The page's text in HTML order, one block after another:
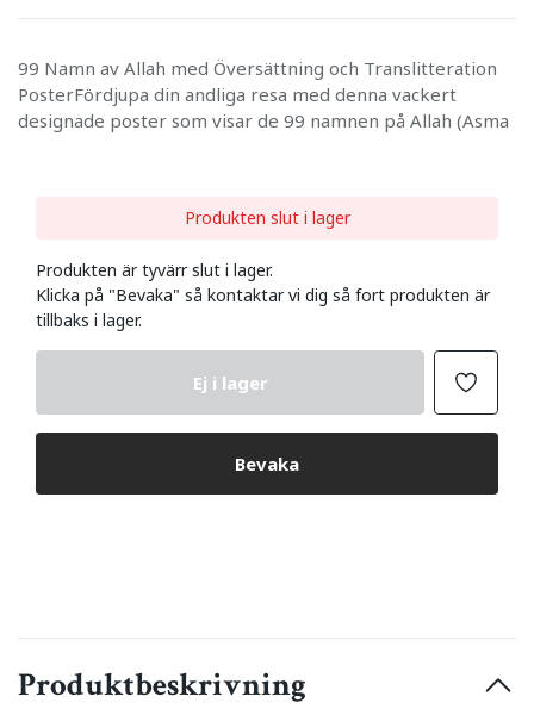
99 Namn av Allah med Översättning och Translitteration
PosterFördjupa din andliga resa med denna vackert
designade poster som visar de 99 namnen på Allah (Asma
Produkten slut i lager
Produkten är tyvärr slut i lager.
Klicka på "Bevaka" så kontaktar vi dig så fort produkten är
tillbaks i lager.
Ej i lager
Bevaka
Produktbeskrivning